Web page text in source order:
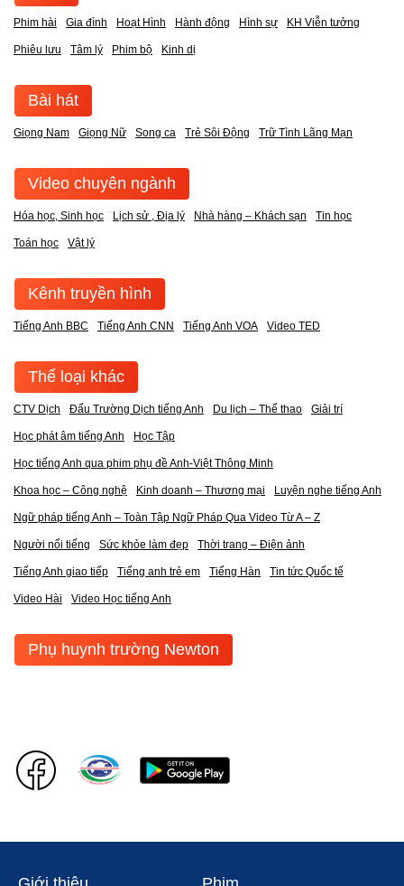
Phim hài Gia đình Hoạt Hình Hành động Hình sự KH Viễn tưởng
Phiêu lưu Tâm lý Phim bộ Kinh dị
Bài hát
Giọng Nam Giọng Nữ Song ca Trẻ Sôi Động Trữ Tình Lãng Mạn
Video chuyên ngành
Hóa học, Sinh học Lịch sử , Địa lý Nhà hàng – Khách sạn Tin học
Toán học Vật lý
Kênh truyền hình
Tiếng Anh BBC Tiếng Anh CNN Tiếng Anh VOA Video TED
Thể loại khác
CTV Dịch Đấu Trường Dịch tiếng Anh Du lịch – Thể thao Giải trí
Học phát âm tiếng Anh Học Tập
Học tiếng Anh qua phim phụ đề Anh-Việt Thông Minh
Khoa học – Công nghệ Kinh doanh – Thương mại Luyện nghe tiếng Anh
Ngữ pháp tiếng Anh – Toàn Tập Ngữ Pháp Qua Video Từ A – Z
Người nổi tiếng Sức khỏe làm đẹp Thời trang – Điện ảnh
Tiếng Anh giao tiếp Tiếng anh trẻ em Tiếng Hàn Tin tức Quốc tế
Video Hài Video Học tiếng Anh
Phụ huynh trường Newton